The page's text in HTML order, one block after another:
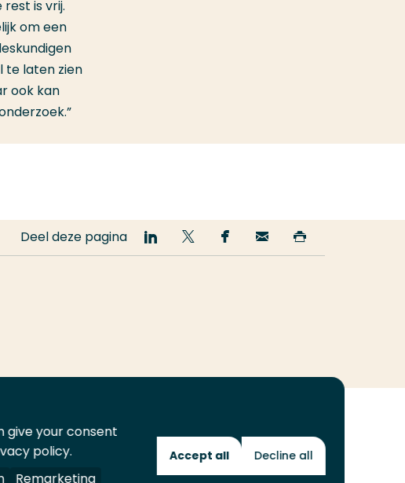
is vrij.
om een
te laten zien
ook kan
Deel deze pagina
Deel
op
Deel
op
Deel
op
Email
deze deze
Toekomstmakers
give your consent
policy.
Remarketing
Accept all Decline all